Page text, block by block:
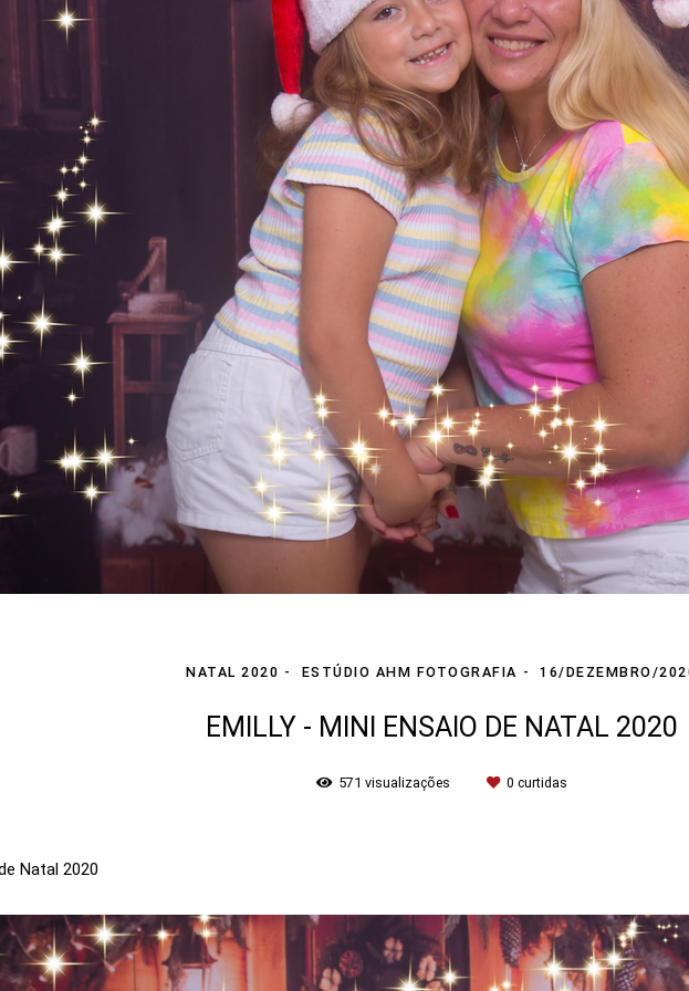
NATAL 2020 ESTÚDIO AHM FOTOGRAFIA 16/DEZEMBRO/
EMILLY - MINI ENSAIO DE NATAL 2020
571 visualizações 0 curtidas
Natal 2020